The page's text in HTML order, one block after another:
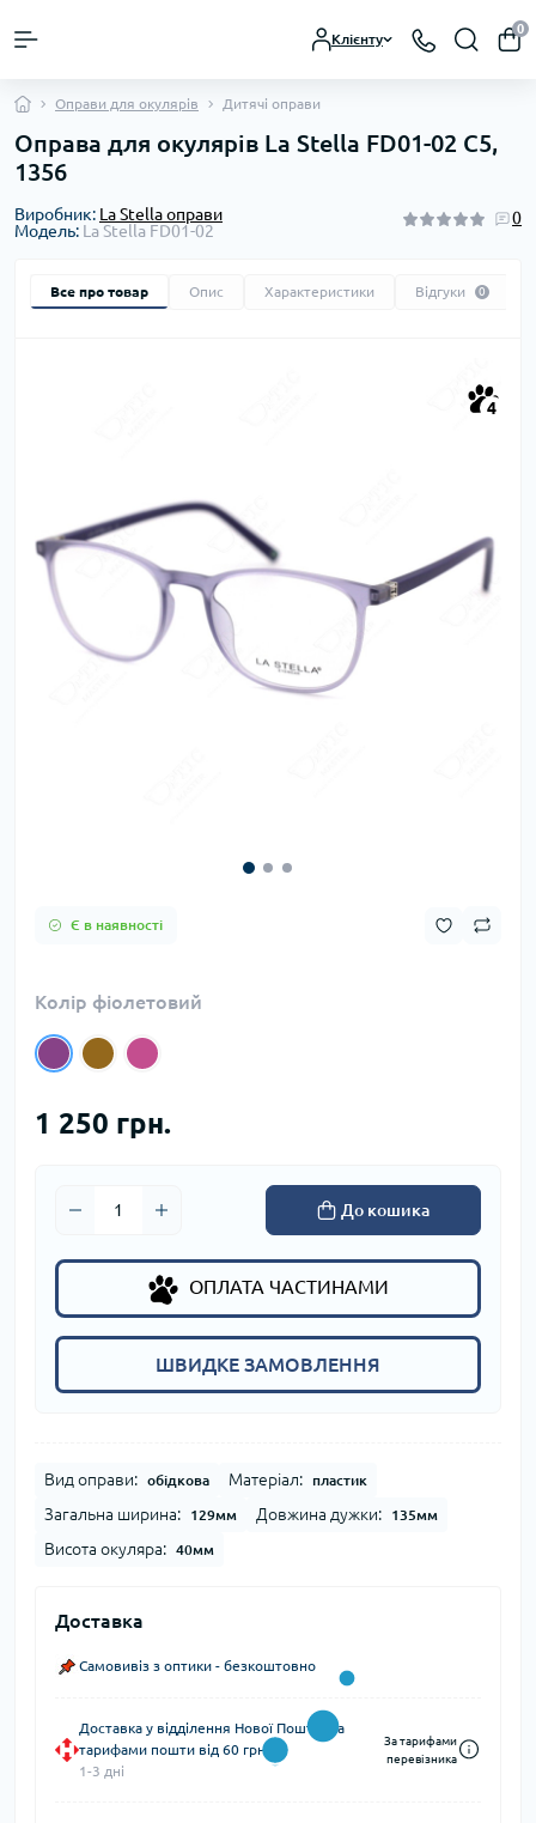
Клієнту
0
Оправи для окулярів Дитячі оправи
Оправа для окулярів La Stella FD01-02 C5,
1356
Виробник: La Stella оправи
Модель: La Stella FD01-02
0
Все про товар Опис Характеристики Відгуки 0
4
Є в наявності
Колір фіолетовий
1 250 грн.
До кошика
ОПЛАТА ЧАСТИНАМИ
ШВИДКЕ ЗАМОВЛЕННЯ
Вид оправи: обідкова Матеріал: пластик
Загальна ширина: 129мм Довжина дужки: 135мм
Висота окуляра: 40мм
Доставка
Самовивіз з оптики - безкоштовно
Доставка у відділення Нової Пошти (за
тарифами пошти від 60 грн)
1-3 дні
За тарифами
перевізника